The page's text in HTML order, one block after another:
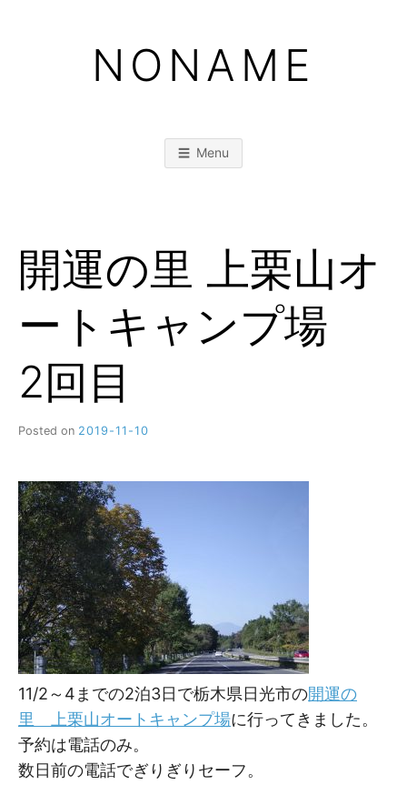
NONAME
Menu
開運の里 上栗山オ
ートキャンプ場
2回目
Posted on 2019-11-10
M
11/2～4までの2泊3日で栃木県日光市の開運の
里 上栗山オートキャンプ場に行ってきました。
予約は電話のみ。
数日前の電話でぎりぎりセーフ。